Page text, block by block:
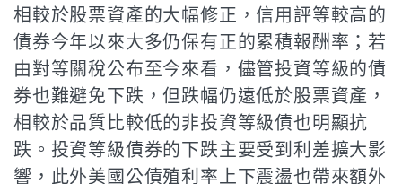
相較於股票資產的大幅修正，信用評等較高的
債券今年以來大多仍保有正的累積報酬率；若
由對等關稅公布至今來看，儘管投資等級的債
券也難避免下跌，但跌幅仍遠低於股票資產，
相較於品質比較低的非投資等級債也明顯抗
跌。投資等級債券的下跌主要受到利差擴大影
響，此外美國公債殖利率上下震盪也帶來額外